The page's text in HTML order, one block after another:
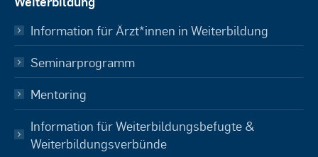
Information für Ärzt*innen in Weiterbildung
Seminarprogramm
Mentoring
Information für Weiterbildungsbefugte &
Weiterbildungsverbünde